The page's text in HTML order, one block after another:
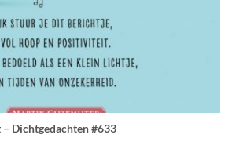
Dichtgedachten #633